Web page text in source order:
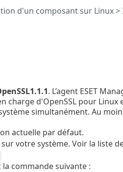
d'un composant sur Linux>
. L’agent ESET
charge d'OpenSSL pour Linux
simultanément. Au
actuelle par défaut.
votre système. Voir la liste
commande suivante :